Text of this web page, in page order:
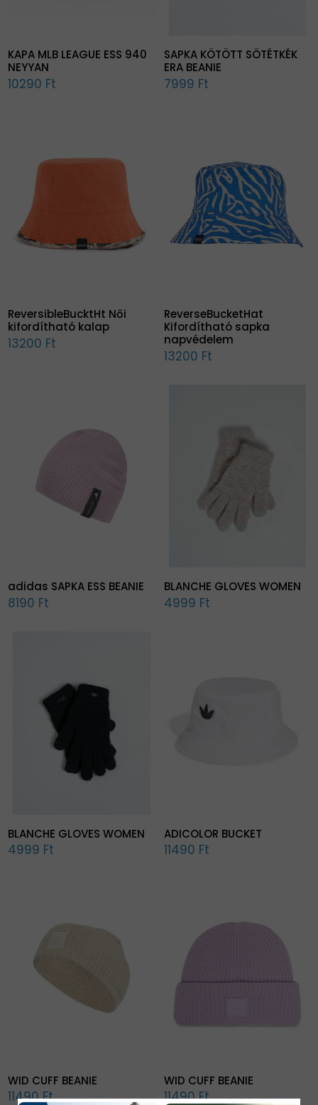
KAPA MLB LEAGUE ESS 940
NEYYAN
10290 Ft
SAPKA KÖTÖTT SÖTÉTKÉK
ERA BEANIE
7999 Ft
ReversibleBucktHt Női
kifordítható kalap
13200 Ft
ReverseBucketHat
Kifordítható sapka
napvédelem
13200 Ft
adidas SAPKA ESS BEANIE
8190 Ft
BLANCHE GLOVES WOMEN
4999 Ft
BLANCHE GLOVES WOMEN
4999 Ft
ADICOLOR BUCKET
11490 Ft
WID CUFF BEANIE
11490 Ft
WID CUFF BEANIE
11490 Ft